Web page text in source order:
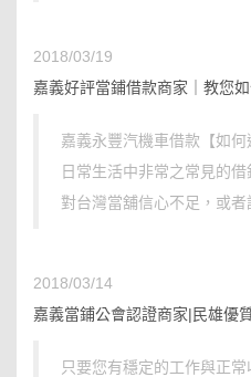
2018/03/19
嘉義好評當鋪借款商家｜教您
嘉義永豐汽機車借款【如
日常生活中非常之常見的
對台灣當舖信心不足，或
2018/03/14
嘉義當鋪公會認證商家|民雄優
只要您有穩定的工作與正